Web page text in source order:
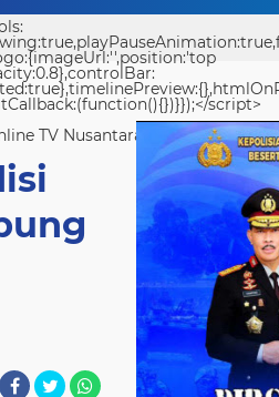
script>
TV Nusantara <center>